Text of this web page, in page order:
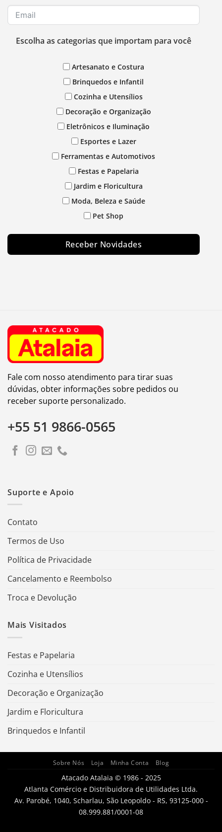
Escolha as categorias que importam para você
Artesanato e Costura
Brinquedos e Infantil
Cozinha e Utensílios
Decoração e Organização
Eletrônicos e Iluminação
Esportes e Lazer
Ferramentas e Automotivos
Festas e Papelaria
Jardim e Floricultura
Moda, Beleza e Saúde
Pet Shop
Receber Novidades
Fale com nosso atendimento para tirar suas
dúvidas, obter informações sobre pedidos ou
receber suporte personalizado.
+55 51 9866-0565
Suporte e Apoio
Contato
Termos de Uso
Política de Privacidade
Cancelamento e Reembolso
Troca e Devolução
Mais Visitados
Festas e Papelaria
Cozinha e Utensílios
Decoração e Organização
Jardim e Floricultura
Brinquedos e Infantil
Sobre Nós Loja Minha Conta Blog
Atacado Atalaia © 1986 - 2025
Atlanta Comércio e Distribuidora de Utilidades Ltda.
Av. Parobé, 1040, Scharlau, São Leopoldo - RS, 93125-000 -
08.999.881/0001-08